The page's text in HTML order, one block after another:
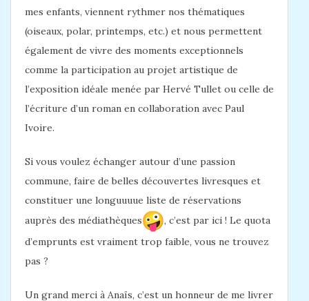
mes enfants, viennent rythmer nos thématiques
(oiseaux, polar, printemps, etc.) et nous permettent
également de vivre des moments exceptionnels
comme la participation au projet artistique de
l’exposition idéale menée par Hervé Tullet ou celle de
l’écriture d’un roman en collaboration avec Paul
Ivoire.
Si vous voulez échanger autour d’une passion
commune, faire de belles découvertes livresques et
constituer une longuuuue liste de réservations
auprès des médiathèques
, c’est par ici ! Le quota
d’emprunts est vraiment trop faible, vous ne trouvez
pas ?
Un grand merci à Anaïs, c’est un honneur de me livrer